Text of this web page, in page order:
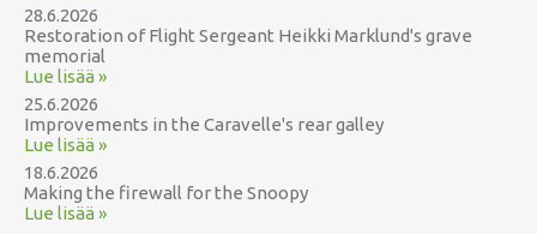
28.6.2026
Restoration of Flight Sergeant Heikki Marklund's grave
memorial
Lue lisää »
25.6.2026
Improvements in the Caravelle's rear galley
Lue lisää »
18.6.2026
Making the firewall for the Snoopy
Lue lisää »